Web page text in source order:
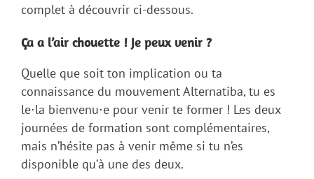
complet à découvrir ci-dessous.
Ça a l’air chouette ! Je peux venir ?
Quelle que soit ton implication ou ta
connaissance du mouvement Alternatiba, tu es
le⋅la bienvenu⋅e pour venir te former ! Les deux
journées de formation sont complémentaires,
mais n’hésite pas à venir même si tu n’es
disponible qu’à une des deux.